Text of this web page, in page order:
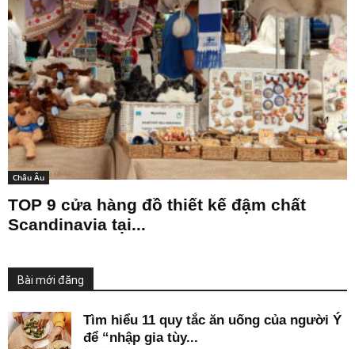
Châu Âu
TOP 9 cửa hàng đồ thiết kế đậm chất
Scandinavia tại...
Bài mới đăng
Tìm hiểu 11 quy tắc ăn uống của người Ý
để “nhập gia tùy...